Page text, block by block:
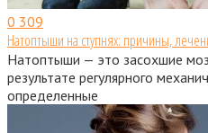
0 309
Натоптыши на ступнях: причины,
Натоптыши — это засохшие
результате регулярного
определенные